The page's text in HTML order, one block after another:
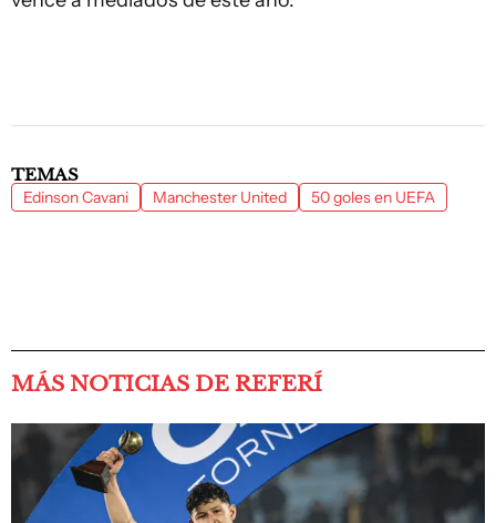
TEMAS
Edinson Cavani Manchester United 50 goles en UEFA
MÁS NOTICIAS DE REFERÍ